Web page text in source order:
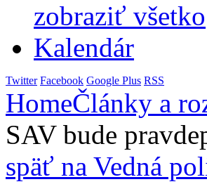
zobraziť všetko
Kalendár
Twitter Facebook Google Plus RSS
HomeČlánky a
SAV bude
späť na Vedná